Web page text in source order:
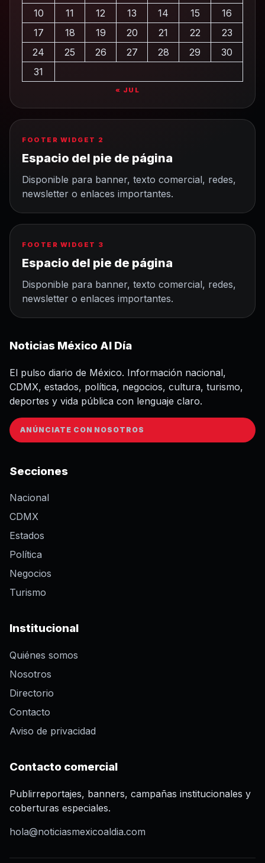
10
11 12 13 14 15
16
17
18 19 20 21 22
23
24
25 26 27 28 29
30
31
« JUL
FOOTER WIDGET 2
Espacio del pie de página
Disponible para banner, texto comercial, redes,
newsletter o enlaces importantes.
FOOTER WIDGET 3
Espacio del pie de página
Disponible para banner, texto comercial, redes,
newsletter o enlaces importantes.
Noticias México Al Día
El pulso diario de México. Información nacional,
CDMX, estados, política, negocios, cultura, turismo,
deportes y vida pública con lenguaje claro.
ANÚNCIATE CON NOSOTROS
Secciones
Nacional
CDMX
Estados
Política
Negocios
Turismo
Institucional
Quiénes somos
Nosotros
Directorio
Contacto
Aviso de privacidad
Contacto comercial
Publirreportajes, banners, campañas institucionales y
coberturas especiales.
hola@noticiasmexicoaldia.com